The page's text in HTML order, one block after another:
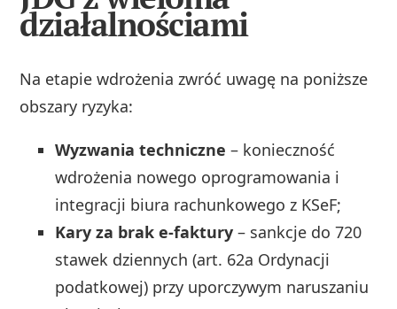
działalnościami
Na etapie wdrożenia zwróć uwagę na poniższe
obszary ryzyka:
Wyzwania techniczne – konieczność
wdrożenia nowego oprogramowania i
integracji biura rachunkowego z KSeF;
Kary za brak e-faktury – sankcje do 720
stawek dziennych (art. 62a Ordynacji
podatkowej) przy uporczywym naruszaniu